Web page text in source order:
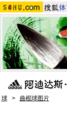
球
> 曲棍球图片